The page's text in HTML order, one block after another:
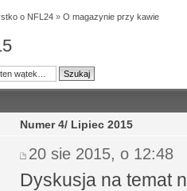
o NFL24 » O magazynie przy kawie
Numer 4/ Lipiec 2015
20 sie 2015, o 12:48
Dyskusja na temat